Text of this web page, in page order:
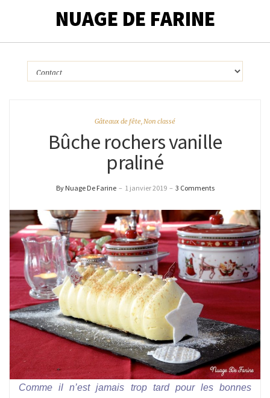
NUAGE DE FARINE
Gâteaux de fête,Non classé
Bûche rochers vanille
praliné
By Nuage De Farine – 1 janvier 2019 – 3 Comments
Comme il n’est jamais trop tard pour les bonnes